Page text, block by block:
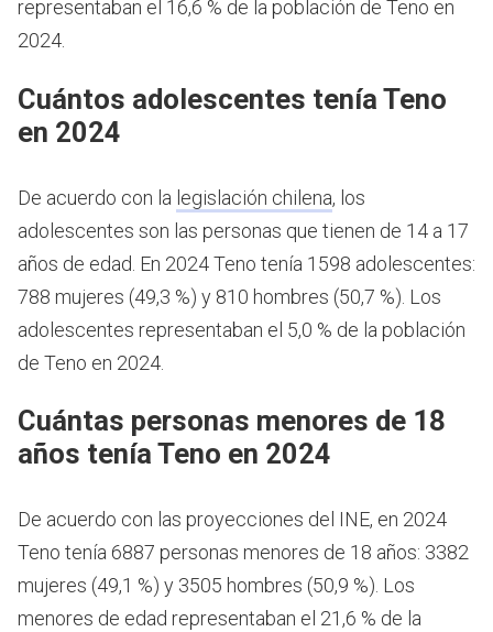
representaban el 16,6 % de la población de Teno en
2024.
Cuántos adolescentes tenía Teno
en 2024
De acuerdo con la legislación chilena, los
adolescentes son las personas que tienen de 14 a 17
años de edad. En 2024 Teno tenía 1598 adolescentes:
788 mujeres (49,3 %) y 810 hombres (50,7 %). Los
adolescentes representaban el 5,0 % de la población
de Teno en 2024.
Cuántas personas menores de 18
años tenía Teno en 2024
De acuerdo con las proyecciones del INE, en 2024
Teno tenía 6887 personas menores de 18 años: 3382
mujeres (49,1 %) y 3505 hombres (50,9 %). Los
menores de edad representaban el 21,6 % de la